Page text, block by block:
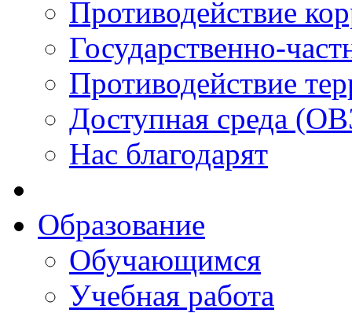
Противодействие
Государственно-
Противодействие
Доступная среда
Нас благодарят
Образование
Обучающимся
Учебная работа